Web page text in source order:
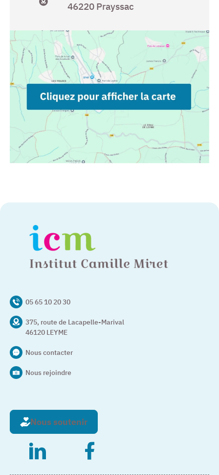
46220 Prayssac
05 65 10 20 30
375, route de Lacapelle-Marival
46120 LEYME
Nous contacter
Nous rejoindre
Nous soutenir
– Nouvelle fenêtre– Nouvelle fenêtre